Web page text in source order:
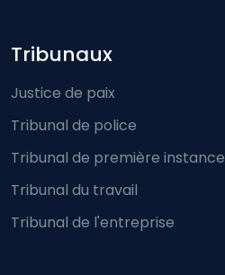
Footer-menu
Tribunaux
Justice de paix
Tribunal de police
Tribunal de première instance
Tribunal du travail
Tribunal de l'entreprise